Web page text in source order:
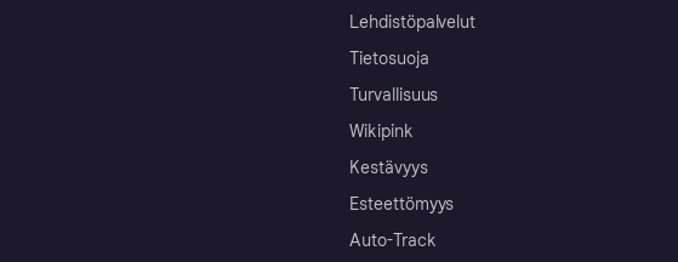
Lehdistöpalvelut
Tietosuoja
Turvallisuus
Wikipink
Kestävyys
Esteettömyys
Auto-Track